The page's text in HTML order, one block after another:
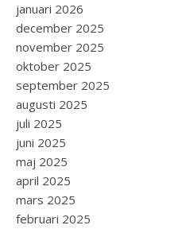
januari 2026
december 2025
november 2025
oktober 2025
september 2025
augusti 2025
juli 2025
juni 2025
maj 2025
april 2025
mars 2025
februari 2025